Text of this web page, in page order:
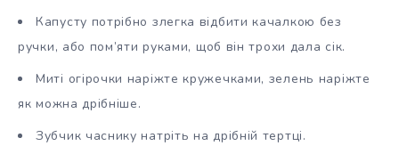
Капусту потрібно злегка відбити качалкою без
ручки, або пом’яти руками, щоб він трохи дала сік.
Миті огірочки наріжте кружечками, зелень наріжте
як можна дрібніше.
Зубчик часнику натріть на дрібній тертці.